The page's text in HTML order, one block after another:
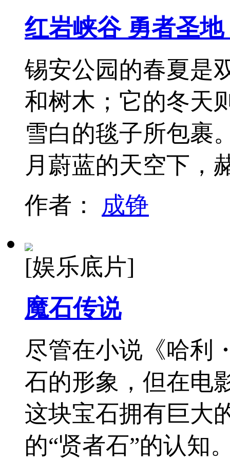
红岩峡谷 勇者圣
锡安公园的春夏是
和树木；它的冬天
雪白的毯子所包裹
月蔚蓝的天空下
作者： 成铮
[娱乐底片]
魔石传说
尽管在小说《哈利
石的形象，但在电
这块宝石拥有巨大
的“贤者石”的认